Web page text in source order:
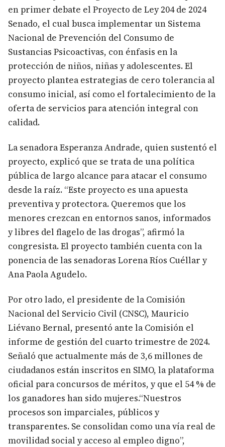
en primer debate el Proyecto de Ley 204 de 2024
Senado, el cual busca implementar un Sistema
Nacional de Prevención del Consumo de
Sustancias Psicoactivas, con énfasis en la
protección de niños, niñas y adolescentes. El
proyecto plantea estrategias de cero tolerancia al
consumo inicial, así como el fortalecimiento de la
oferta de servicios para atención integral con
calidad.
La senadora Esperanza Andrade, quien sustentó el
proyecto, explicó que se trata de una política
pública de largo alcance para atacar el consumo
desde la raíz. “Este proyecto es una apuesta
preventiva y protectora. Queremos que los
menores crezcan en entornos sanos, informados
y libres del flagelo de las drogas”, afirmó la
congresista. El proyecto también cuenta con la
ponencia de las senadoras Lorena Ríos Cuéllar y
Ana Paola Agudelo.
Por otro lado, el presidente de la Comisión
Nacional del Servicio Civil (CNSC), Mauricio
Liévano Bernal, presentó ante la Comisión el
informe de gestión del cuarto trimestre de 2024.
Señaló que actualmente más de 3,6 millones de
ciudadanos están inscritos en SIMO, la plataforma
oficial para concursos de méritos, y que el 54 % de
los ganadores han sido mujeres.“Nuestros
procesos son imparciales, públicos y
transparentes. Se consolidan como una vía real de
movilidad social y acceso al empleo digno”,